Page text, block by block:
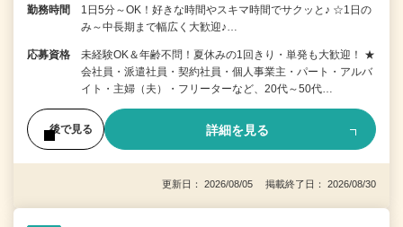
勤務時間
1日5分～OK！好きな時間やスキマ時間でサクッと♪ ☆1日の
み～中長期まで幅広く大歓迎♪…
応募資格
未経験OK＆年齢不問！夏休みの1回きり・単発も大歓迎！ ★
会社員・派遣社員・契約社員・個人事業主・パート・アルバ
イト・主婦（夫）・フリーターなど、20代～50代…
後で見る 詳細を見る
更新日： 2026/08/05 掲載終了日： 2026/08/30